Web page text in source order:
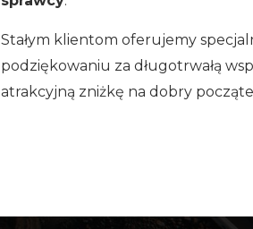
Stałym klientom oferujemy
podziękowaniu za długotrwałą
atrakcyjną zniżkę na dobry